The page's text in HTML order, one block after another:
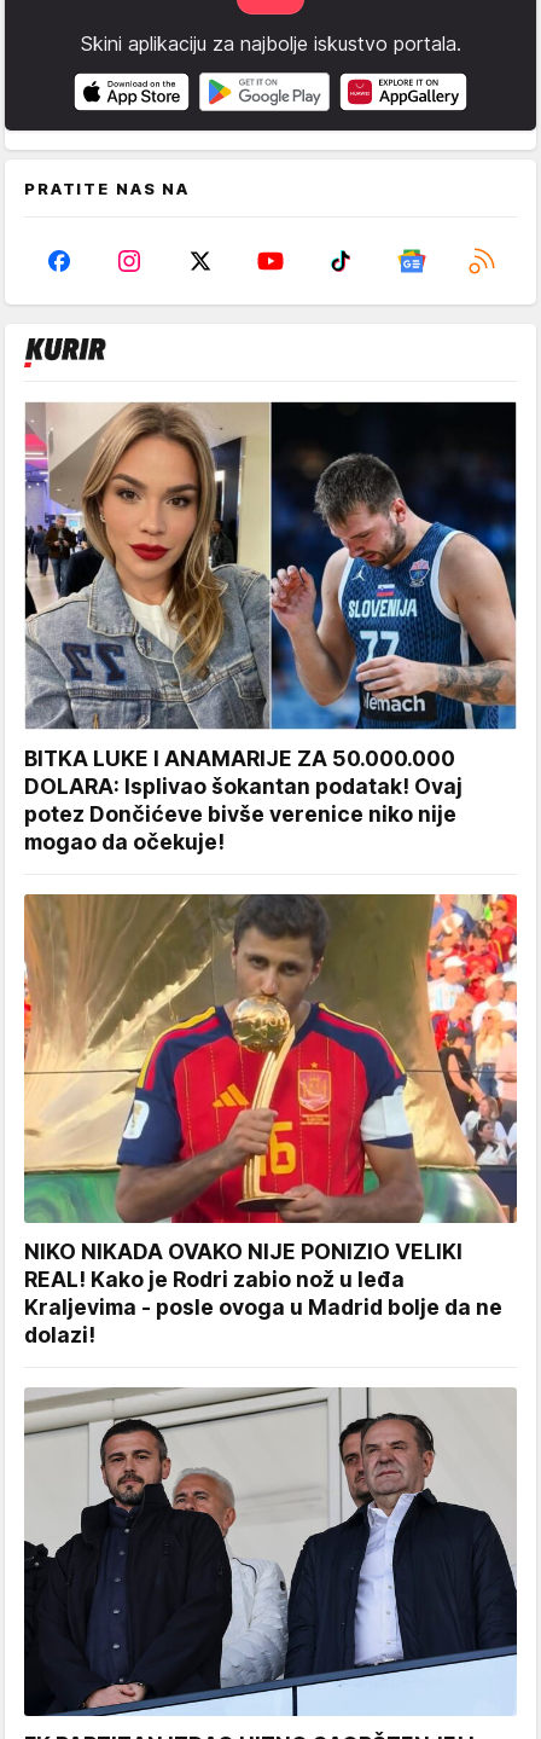
Skini aplikaciju za najbolje iskustvo portala.
PRATITE NAS NA
BITKA LUKE I ANAMARIJE ZA 50.000.000
DOLARA: Isplivao šokantan podatak! Ovaj
potez Dončićeve bivše verenice niko nije
mogao da očekuje!
NIKO NIKADA OVAKO NIJE PONIZIO VELIKI
REAL! Kako je Rodri zabio nož u leđa
Kraljevima - posle ovoga u Madrid bolje da ne
dolazi!